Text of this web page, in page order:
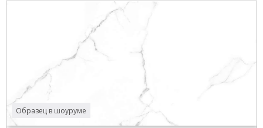
Образец в шоуруме